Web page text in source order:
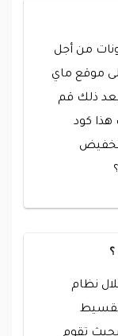
من أجل
موقع ماي
ذلك قم
هذا كود
نظام
تقسيط
تقوم